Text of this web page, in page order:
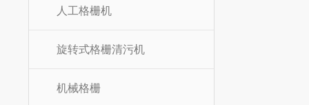
人工格栅机
旋转式格栅清污机
机械格栅